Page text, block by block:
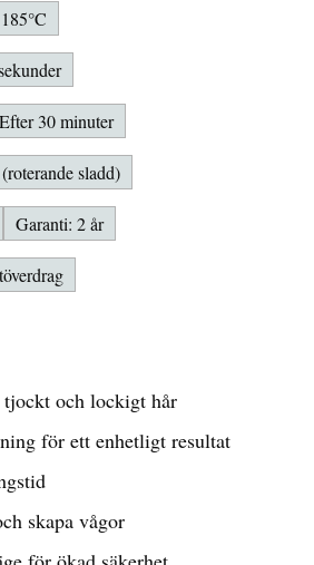
och lockigt hår
för ett enhetligt resultat
skapa vågor
30 minuter
sladd)
Garanti: 2 år